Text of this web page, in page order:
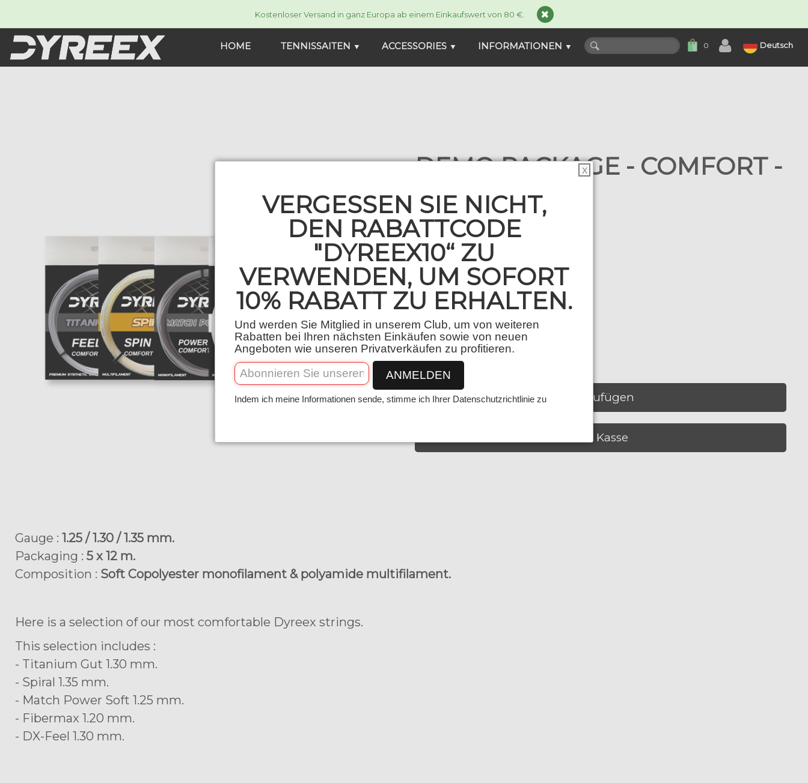
Kostenloser Versand in ganz Europa ab einem Einkaufswert von 80 €.
HOME TENNISSAITEN ▼ ACCESSORIES ▼ INFORMATIONEN ▼ 0 Deutsch
DEMO PACKAGE - COMFORT -
5 X 12 M.
29,00 € 45,50 €
DEMOCFRT
Sofort lieferbar
Gauge
Packaging
Menge
Hinzufügen
Zur Kasse
Gauge : 1.25 / 1.30 / 1.35 mm.
Packaging : 5 x 12 m.
Composition : Soft Copolyester monofilament & polyamide multifilament.
Here is a selection of our most comfortable Dyreex strings.
This selection includes :
- Titanium Gut 1.30 mm.
- Spiral 1.35 mm.
- Match Power Soft 1.25 mm.
- Fibermax 1.20 mm.
- DX-Feel 1.30 mm.
X
VERGESSEN SIE NICHT,
DEN RABATTCODE
"DYREEX10“ ZU
VERWENDEN, UM SOFORT
10% RABATT ZU ERHALTEN.
Und werden Sie Mitglied in unserem Club, um von weiteren
Rabatten bei Ihren nächsten Einkäufen sowie von neuen
Angeboten wie unseren Privatverkäufen zu profitieren.
ANMELDEN
Indem ich meine Informationen sende, stimme ich Ihrer Datenschutzrichtlinie zu